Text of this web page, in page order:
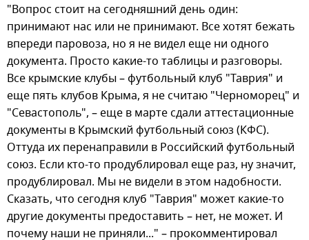
"Вопрос стоит на сегодняшний день один:
принимают нас или не принимают. Все хотят бежать
впереди паровоза, но я не видел еще ни одного
документа. Просто какие-то таблицы и разговоры.
Все крымские клубы – футбольный клуб "Таврия" и
еще пять клубов Крыма, я не считаю "Черноморец" и
"Севастополь", – еще в марте сдали аттестационные
документы в Крымский футбольный союз (КФС).
Оттуда их перенаправили в Российский футбольный
союз. Если кто-то продублировал еще раз, ну значит,
продублировал. Мы не видели в этом надобности.
Сказать, что сегодня клуб "Таврия" может какие-то
другие документы предоставить – нет, не может. И
почему наши не приняли..." – прокомментировал